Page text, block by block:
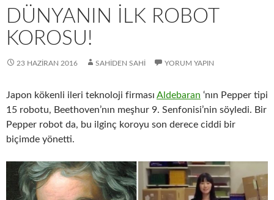
DÜNYANIN İLK ROBOT
KOROSU!
23 HAZIRAN 2016 SAHIDEN SAHI YORUM YAPIN
Japon kökenli ileri teknoloji firması Aldebaran ‘nın Pepper tipi
15 robotu, Beethoven’nın meşhur 9. Senfonisi’nin söyledi. Bir
Pepper robot da, bu ilginç koroyu son derece ciddi bir
biçimde yönetti.